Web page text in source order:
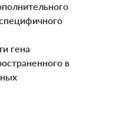
гена
в